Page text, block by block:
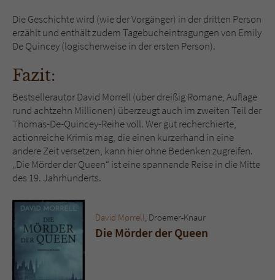
Die Geschichte wird (wie der Vorgänger) in der dritten Person
erzählt und enthält zudem Tagebucheintragungen von Emily
De Quincey (logischerweise in der ersten Person).
Fazit:
Bestsellerautor David Morrell (über dreißig Romane, Auflage
rund achtzehn Millionen) überzeugt auch im zweiten Teil der
Thomas-De-Quincey-Reihe voll. Wer gut recherchierte,
actionreiche Krimis mag, die einen kurzerhand in eine
andere Zeit versetzen, kann hier ohne Bedenken zugreifen.
„Die Mörder der Queen“ ist eine spannende Reise in die Mitte
des 19. Jahrhunderts.
David Morrell, Droemer-Knaur
Die Mörder der Queen